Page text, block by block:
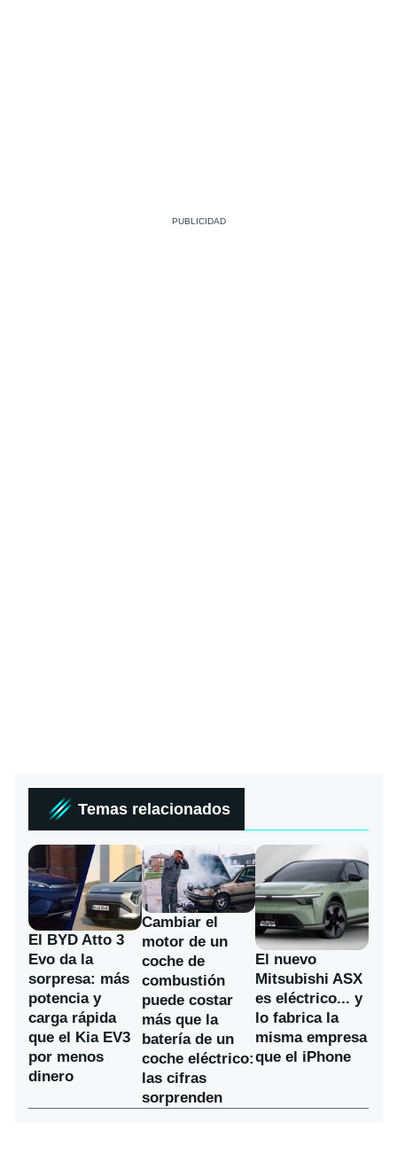
Temas relacionados
El BYD Atto 3
Evo da la
sorpresa: más
potencia y
carga rápida
que el Kia EV3
por menos
dinero
Cambiar el
motor de un
coche de
combustión
puede costar
más que la
batería de un
coche eléctrico:
las cifras
sorprenden
El nuevo
Mitsubishi ASX
es eléctrico... y
lo fabrica la
misma empresa
que el iPhone